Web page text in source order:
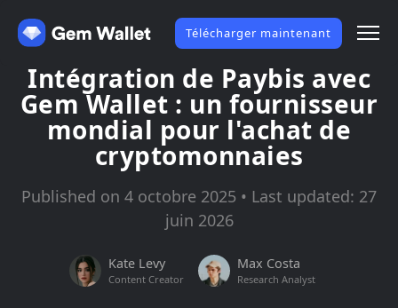
Télécharger maintenant
Intégration de Paybis avec
Gem Wallet : un fournisseur
mondial pour l'achat de
cryptomonnaies
Published on 4 octobre 2025 • Last updated: 27
juin 2026
Kate Levy
Content Creator
Max Costa
Research Analyst